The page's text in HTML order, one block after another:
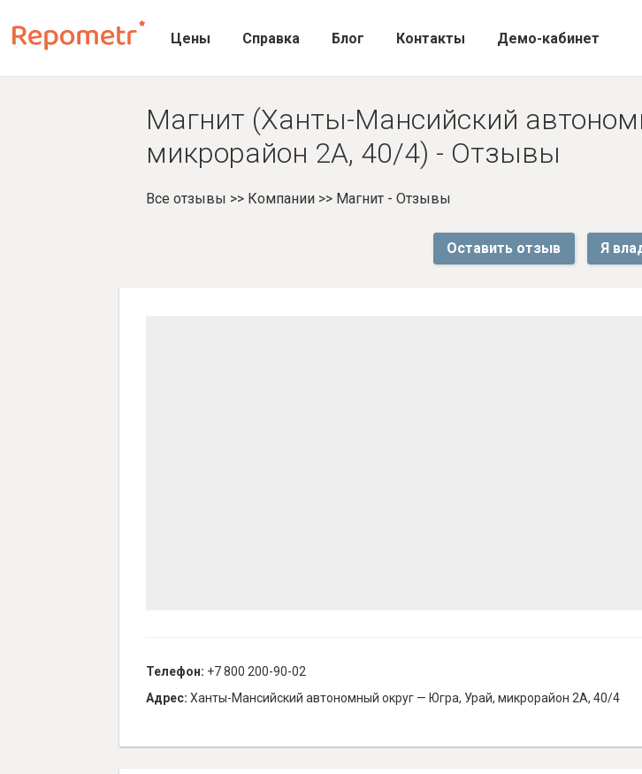
Цены Справка Блог Контакты Демо-кабинет
Магнит (Ханты-Мансийский
микрорайон 2А, 40/4) - Отзывы
Все отзывы >> Компании>> Магнит - Отзывы
Оставить отзыв Я
Телефон: +7 800 200-90-02
Адрес: Ханты-Мансийский автономный округ — Югра, Урай, микрорайон 2А, 40/4